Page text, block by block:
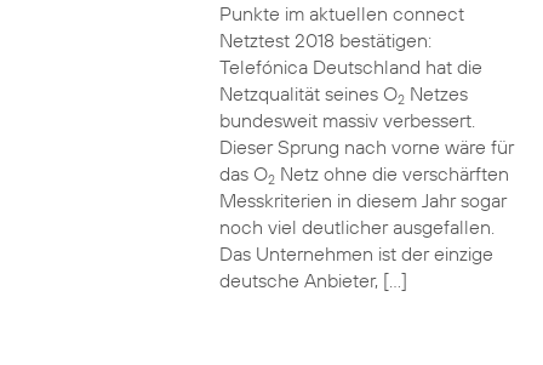
Punkte im aktuellen connect
Netztest 2018 bestätigen:
Telefónica Deutschland hat die
Netzqualität seines O2Netzes
bundesweit massiv verbessert.
Dieser Sprung nach vorne wäre für
das O2Netz ohne die verschärften
Messkriterien in diesem Jahr sogar
noch viel deutlicher ausgefallen.
Das Unternehmen ist der einzige
deutsche Anbieter, […]